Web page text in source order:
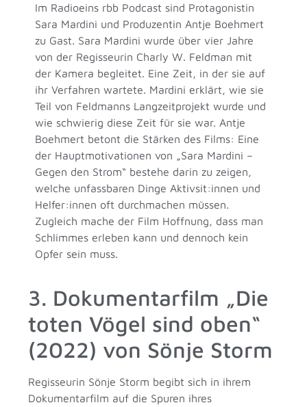
Im Radioeins rbb Podcast sind Protagonistin
Sara Mardini und Produzentin Antje Boehmert
zu Gast. Sara Mardini wurde über vier Jahre
von der Regisseurin Charly W. Feldman mit
der Kamera begleitet. Eine Zeit, in der sie auf
ihr Verfahren wartete. Mardini erklärt, wie sie
Teil von Feldmanns Langzeitprojekt wurde und
wie schwierig diese Zeit für sie war. Antje
Boehmert betont die Stärken des Films: Eine
der Hauptmotivationen von „Sara Mardini –
Gegen den Strom“ bestehe darin zu zeigen,
welche unfassbaren Dinge Aktivsit:innen und
Helfer:innen oft durchmachen müssen.
Zugleich mache der Film Hoffnung, dass man
Schlimmes erleben kann und dennoch kein
Opfer sein muss.
3. Dokumentarfilm „Die
toten Vögel sind oben“
(2022) von Sönje Storm
Regisseurin Sönje Storm begibt sich in ihrem
Dokumentarfilm auf die Spuren ihres